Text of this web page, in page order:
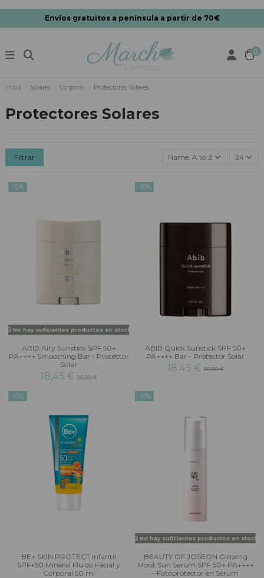
Envíos gratuitos a península a partir de 70€
0
Inicio Solares Corporal Protectores Solares
Protectores Solares
Filtrar Name, A to Z 24
-10%
No hay suficientes productos en stock
ABIB Airy Sunstick SPF 50+
PA++++ Smoothing Bar - Protector
Solar
18,45 €20,50 €
-10%
ABIB Quick Sunstick SPF 50+
PA++++ Bar - Protector Solar
18,45 €20,50 €
-10%
BE+ SKIN PROTECT Infantil
SPF+50 Mineral Fluido Facial y
Corporal 50 ml
-10%
No hay suficientes productos en stock
BEAUTY OF JOSEON Ginseng
Moist Sun Serum SPF 50+ PA++++
- Fotoprotector en Sérum